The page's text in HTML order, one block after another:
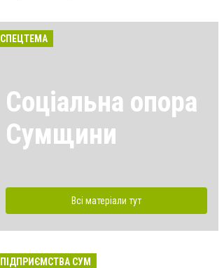
СПЕЦТЕМА
Соціальна опора
Сумщини
Всі матеріали тут
ПІДПРИЄМСТВА СУМ